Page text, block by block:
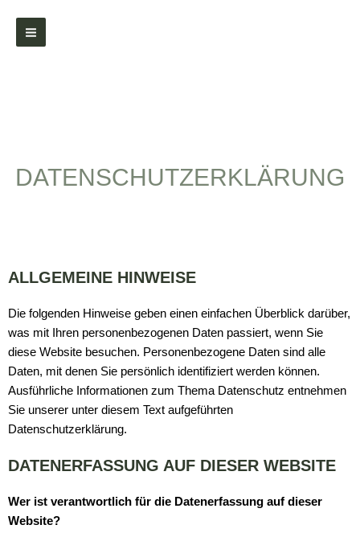
Inhalt
springen
DATENSCHUTZERKLÄRUNG
ALLGEMEINE HINWEISE
Die folgenden Hinweise geben einen einfachen Überblick darüber,
was mit Ihren personenbezogenen Daten passiert, wenn Sie
diese Website besuchen. Personenbezogene Daten sind alle
Daten, mit denen Sie persönlich identifiziert werden können.
Ausführliche Informationen zum Thema Datenschutz entnehmen
Sie unserer unter diesem Text aufgeführten
Datenschutzerklärung.
DATENERFASSUNG AUF DIESER WEBSITE
Wer ist verantwortlich für die Datenerfassung auf dieser
Website?